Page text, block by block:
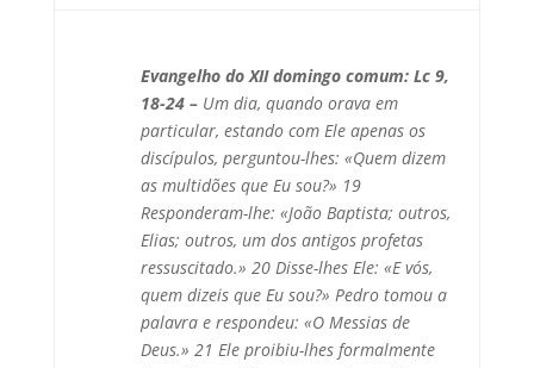
Evangelho do XII domingo comum: Lc 9,
18-24 – Um dia, quando orava em
particular, estando com Ele apenas os
discípulos, perguntou-lhes: «Quem dizem
as multidões que Eu sou?» 19
Responderam-lhe: «João Baptista; outros,
Elias; outros, um dos antigos profetas
ressuscitado.» 20 Disse-lhes Ele: «E vós,
quem dizeis que Eu sou?» Pedro tomou a
palavra e respondeu: «O Messias de
Deus.» 21 Ele proibiu-lhes formalmente